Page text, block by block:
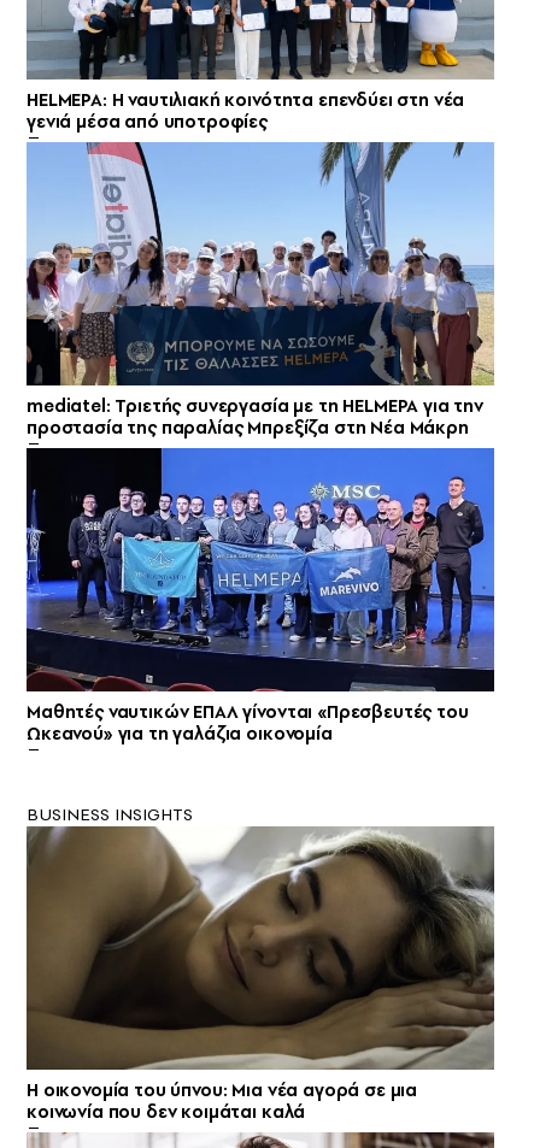
HELMEPA: Η ναυτιλιακή κοινότητα επενδύει στη νέα
γενιά μέσα από υποτροφίες
mediatel: Τριετής συνεργασία με τη HELMEPA για την
προστασία της παραλίας Μπρεξίζα στη Νέα Μάκρη
Μαθητές ναυτικών ΕΠΑΛ γίνονται «Πρεσβευτές του
Ωκεανού» για τη γαλάζια οικονομία
BUSINESS INSIGHTS
Η οικονομία του ύπνου: Μια νέα αγορά σε μια
κοινωνία που δεν κοιμάται καλά